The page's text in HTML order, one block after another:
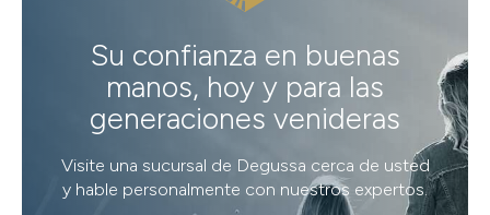
Su confianza en buenas
manos, hoy y para las
generaciones venideras
Visite una sucursal de Degussa cerca de usted
y hable personalmente con nuestros expertos.